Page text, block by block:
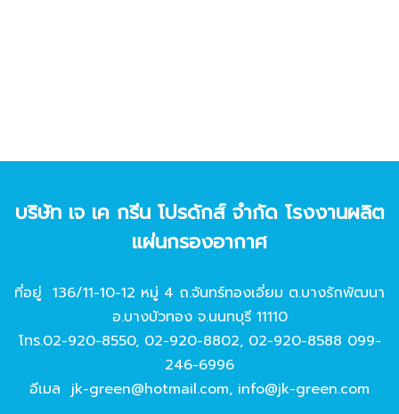
บริษัท เจ เค กรีน โปรดักส์ จํากัด โรงงานผลิต
แผ่นกรองอากาศ
ที่อยู่ 136/11-10-12 หมู่ 4 ถ.จันทร์ทองเอี่ยม ต.บางรักพัฒนา
อ.บางบัวทอง จ.นนทบุรี 11110
โทร.02-920-8550, 02-920-8802, 02-920-8588 099-
246-6996
อีเมล jk-green@hotmail.com, info@jk-green.com